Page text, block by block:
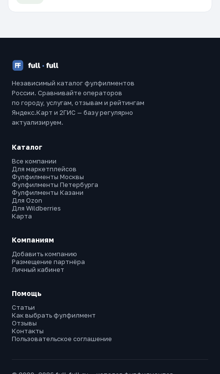
Независимый каталог фулфилментов
России. Сравнивайте операторов
по городу, услугам, отзывам и рейтингам
Яндекс.Карт и 2ГИС — базу регулярно
актуализируем.
Каталог
Все компании
Для маркетплейсов
Фулфилменты Москвы
Фулфилменты Петербурга
Фулфилменты Казани
Для Ozon
Для Wildberries
Карта
Компаниям
Добавить компанию
Размещение партнёра
Личный кабинет
Помощь
Статьи
Как выбрать фулфилмент
Отзывы
Контакты
Пользовательское соглашение